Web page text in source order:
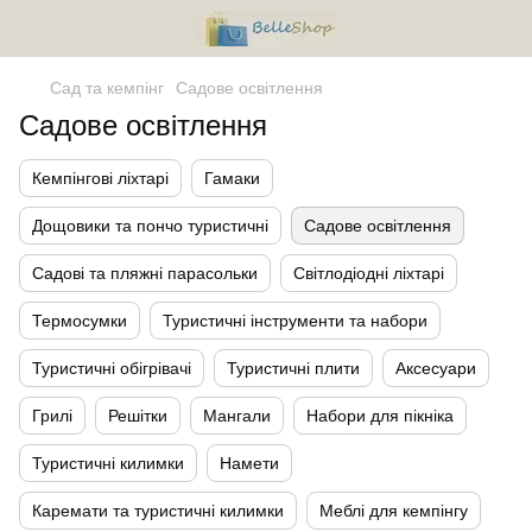
Сад та кемпінг Садове освітлення
Садове освітлення
Кемпінгові ліхтарі Гамаки
Дощовики та пончо туристичні Садове освітлення
Садові та пляжні парасольки Світлодіодні ліхтарі
Термосумки Туристичні інструменти та набори
Туристичні обігрівачі Туристичні плити Аксесуари
Грилі Решітки Мангали Набори для пікніка
Туристичні килимки Намети
Каремати та туристичні килимки Меблі для кемпінгу